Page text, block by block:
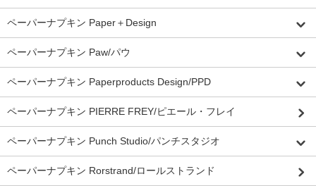
ペーパーナプキン Paper＋Design
ペーパーナプキン Paw/パウ
ペーパーナプキン Paperproducts Design/PPD
ペーパーナプキン PIERRE FREY/ピエール・フレイ
ペーパーナプキン Punch Studio/パンチスタジオ
ペーパーナプキン Rorstrand/ロールストランド